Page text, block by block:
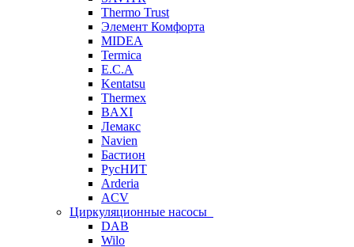
Thermo Trust
Элемент Комфорта
MIDEA
Termica
E.C.A
Kentatsu
Thermex
BAXI
Лемакс
Navien
Бастион
РусНИТ
Arderia
ACV
Циркуляционные насосы
DAB
Wilo